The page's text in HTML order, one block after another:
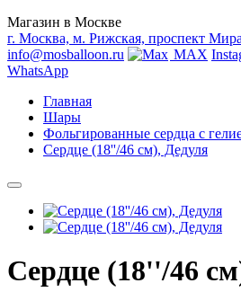
Магазин в Москве
г. Москва, м. Рижская, проспект
info@mosballoon.ru
MAX
WhatsApp
Главная
Шары
Фольгированные сердца с
Сердце (18''/46 см), Дедуля
Сердце (18''/46